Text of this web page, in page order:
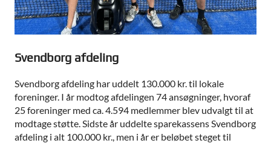
Svendborg afdeling
Svendborg afdeling har uddelt 130.000 kr. til lokale
foreninger. I år modtog afdelingen 74 ansøgninger, hvoraf
25 foreninger med ca. 4.594 medlemmer blev udvalgt til at
modtage støtte. Sidste år uddelte sparekassens Svendborg
afdeling i alt 100.000 kr., men i år er beløbet steget til